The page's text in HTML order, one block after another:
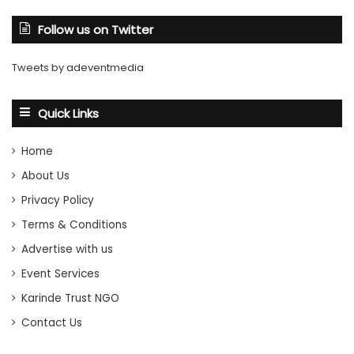
Follow us on Twitter
Tweets by adeventmedia
Quick Links
Home
About Us
Privacy Policy
Terms & Conditions
Advertise with us
Event Services
Karinde Trust NGO
Contact Us